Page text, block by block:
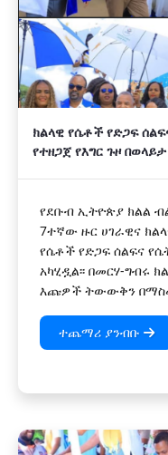
ክልላዊ የሴቶች የድጋፍ
የተዘጋጀ የእግር ጉዞ
የደቡብ ኢትዮጵያ ክልል
7ተኛው ዙር ሀገራዊና
የሴቶች የድጋፍ ሰልፍና
አካሂዷል፡፡ በመርሃ-ግብሩ
እጩዎች ትውውቅን
ተጨማሪ ያንብቡ